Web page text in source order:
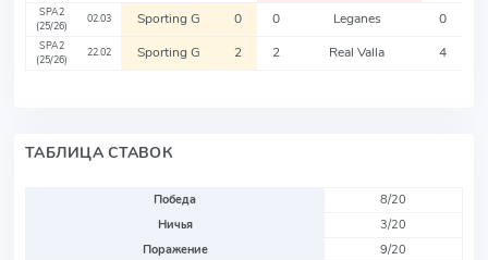
SPA2
(25/26)
02.03 Sporting G 0 0 Leganes 0
SPA2
(25/26)
22.02 Sporting G 2 2 Real Valla 4
ТАБЛИЦА СТАВОК
Победа
8/20
Ничья
3/20
Поражение
9/20